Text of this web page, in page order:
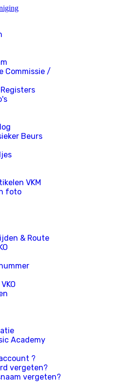
Commissie /
Beurs
VKM
foto
& Route
Academy
?
vergeten?
vergeten?